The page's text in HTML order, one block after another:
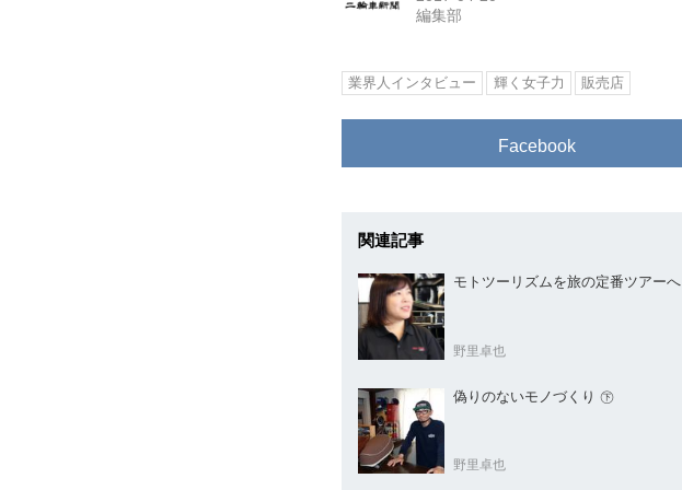
編集部
業界人インタビュー 輝く女子力 販売店
Facebook
関連記事
モトツーリズムを旅の定番ツアーへ
野里卓也
偽りのないモノづくり ㊦
野里卓也